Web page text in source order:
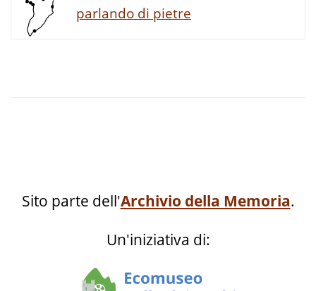
parlando di pietre
Sito parte dell'Archivio della Memoria.
Un'iniziativa di: